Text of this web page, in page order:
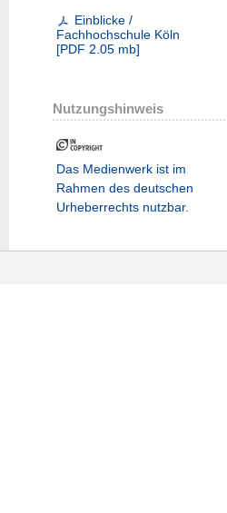
Einblicke /
Fachhochschule Köln
[PDF 2.05 mb]
Nutzungshinweis
Das Medienwerk ist im
Rahmen des deutschen
Urheberrechts nutzbar.